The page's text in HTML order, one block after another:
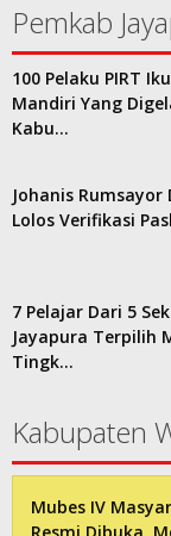
Pemkab
100 Pelaku PIRT
Mandiri Yang
Kabu…
Johanis Rumsayor
Lolos Verifikasi
7 Pelajar Dari 5
Jayapura Terpilih
Tingk…
Kabupaten
Mubes IV
Resmi Dibuka,